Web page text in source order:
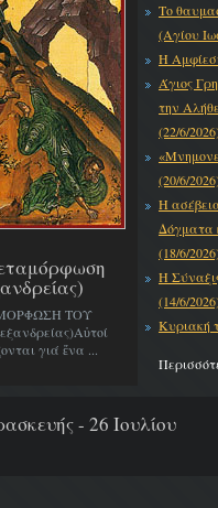
ΤΟΥ
γιά ἕνα ...
Το
(Αγίου
Η
Άγιος
την
(22/6/
(20/6/
Η
Δόγματα
(18/6/
Η
(14/6/
Κυριακή
- 26 Ιουλίου